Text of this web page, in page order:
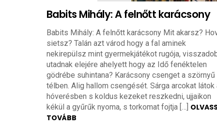
Babits Mihály: A felnőtt karácsony
Babits Mihály: A felnőtt karácsony Mit akarsz?
sietsz? Talán azt várod hogy a fal aminek
nekirepülsz mint gyermekjátékot rugója,
utadnak elejére ahelyett hogy az Idő fenéktelen
gödrébe suhintana? Karácsony csenget a szörnyű
télben. Alig hallom csengését. Sárga arcokat látok
hóverésben s koldus kezeket reszkedni, ujjaikon
kékül a gyűrűk nyoma, s torkomat fojtja […]
TOVÁBB